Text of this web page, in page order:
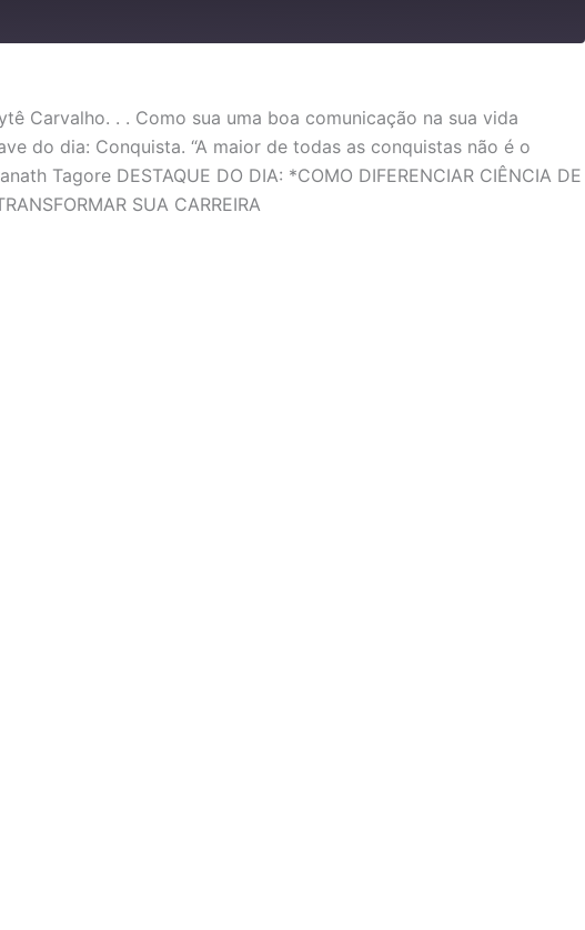
Carvalho. . . Como sua uma boa comunicação na sua vida
do dia: Conquista. “A maior de todas as conquistas não é o
Tagore DESTAQUE DO DIA: *COMO DIFERENCIAR CIÊNCIA DE
SUA CARREIRA